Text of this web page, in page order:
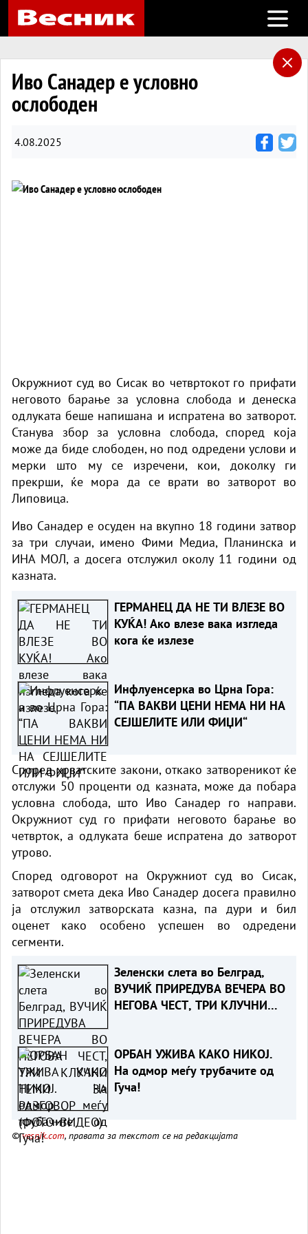
Open
Иво Санадер е условно
ослободен
4.08.2025
Окружниот суд во Сисак во четвртокот го прифати
неговото барање за условна слобода и денеска
одлуката беше напишана и испратена во затворот.
Станува збор за условна слобода, според која
може да биде слободен, но под одредени услови и
мерки што му се изречени, кои, доколку ги
прекрши, ќе мора да се врати во затворот во
Липовица.
Иво Санадер е осуден на вкупно 18 години затвор
за три случаи, имено Фими Медиа, Планинска и
ИНА МОЛ, а досега отслужил околу 11 години од
казната.
ГЕРМАНЕЦ ДА НЕ ТИ ВЛЕЗЕ ВО
КУЌА! Ако влезе вака изгледа
кога ќе излезе
Инфлуенсерка во Црна Гора:
“ПА ВАКВИ ЦЕНИ НЕМА НИ НА
СЕЈШЕЛИТЕ ИЛИ ФИЏИ“
Според хрватските закони, откако затвореникот ќе
отслужи 50 проценти од казната, може да побара
условна слобода, што Иво Санадер го направи.
Окружниот суд го прифати неговото барање во
четврток, а одлуката беше испратена до затворот
утрово.
Според одговорот на Окружниот суд во Сисак,
затворот смета дека Иво Санадер досега правилно
ја отслужил затворската казна, па дури и бил
оценет како особено успешен во одредени
сегменти.
Зеленски слета во Белград,
ВУЧИЌ ПРИРЕДУВА ВЕЧЕРА ВО
НЕГОВА ЧЕСТ, ТРИ КЛУЧНИ
ОРБАН УЖИВА КАКО НИКОЈ.
На одмор меѓу трубачите од
Гуча!
©vesnik.com, правата за текстот се на редакцијата